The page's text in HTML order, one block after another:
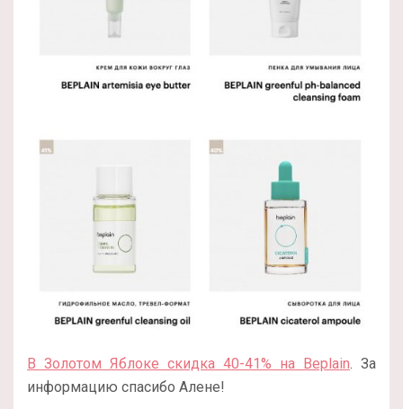
В Золотом Яблоке скидка 40-41% на Beplain. За
информацию спасибо Алене!